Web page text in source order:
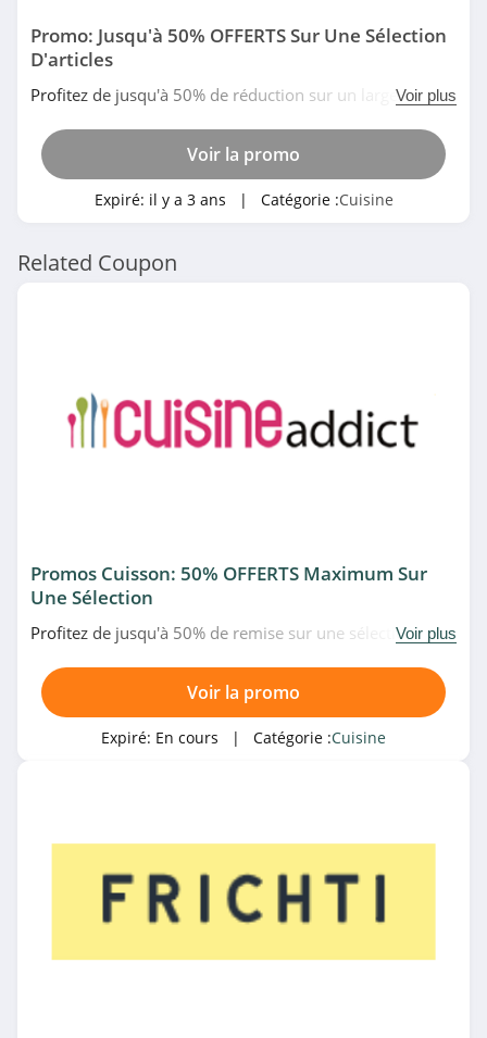
Promo: Jusqu'à 50% OFFERTS Sur Une Sélection
D'articles
Profitez de jusqu'à 50% de réduction sur un large choix
temps à perdre!
Voir plus
Voir la promo
Expiré: il y a 3 ans | Catégorie :Cuisine
Related Coupon
Promos Cuisson: 50% OFFERTS Maximum Sur
Une Sélection
Profitez de jusqu'à 50% de remise sur une sélection de
Voir plus
Voir la promo
Expiré: En cours | Catégorie :Cuisine